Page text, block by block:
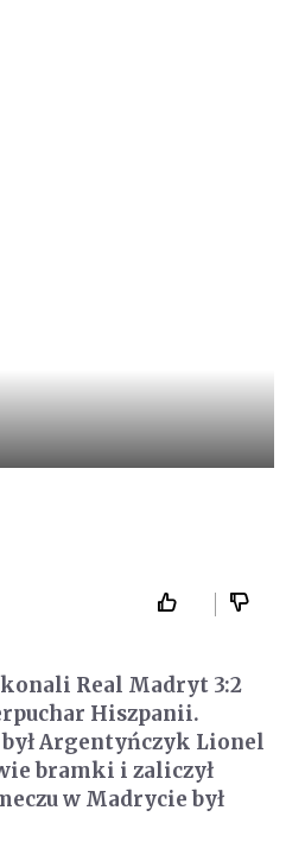
Real Madryt 3:2
Hiszpanii.
Argentyńczyk Lionel
bramki i zaliczył
w Madrycie był